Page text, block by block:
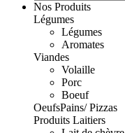
Nos Produits
Légumes
Légumes
Aromates
Viandes
Volaille
Porc
Boeuf
OeufsPains/ Pizzas
Produits Laitiers